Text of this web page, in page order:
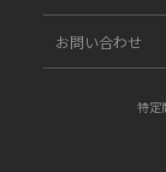
お問い合わせ
特定